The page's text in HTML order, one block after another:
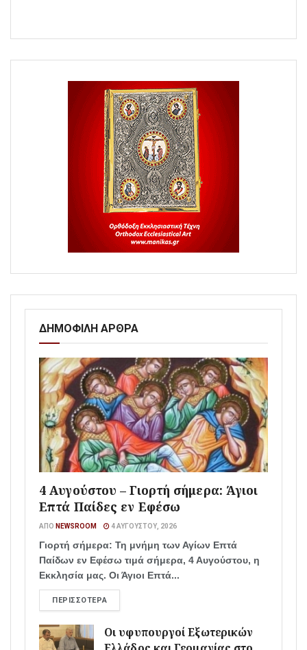
ΔΗΜΟΦΙΛΗ ΑΡΘΡΑ
4 Αυγούστου – Γιορτή σήμερα: Άγιοι
Επτά Παίδες εν Εφέσω
ΑΠΌ NEWSROOM 4 ΑΥΓΟΎΣΤΟΥ, 2026
Γιορτή σήμερα: Τη μνήμη των Αγίων Επτά
Παίδων εν Εφέσω τιμά σήμερα, 4 Αυγούστου, η
Εκκλησία μας. Οι Άγιοι Επτά...
ΠΕΡΙΣΣΌΤΕΡΑ
Οι υφυπουργοί Εξωτερικών